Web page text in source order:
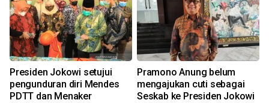
Presiden Jokowi setujui
pengunduran diri Mendes
PDTT dan Menaker
Pramono Anung belum
mengajukan cuti sebagai
Seskab ke Presiden Jokowi